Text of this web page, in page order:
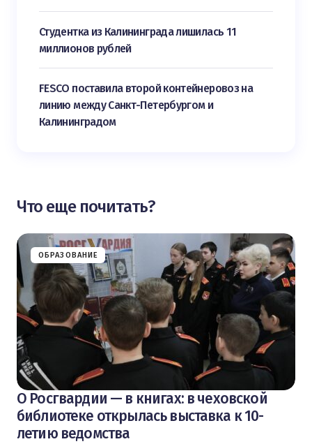
Студентка из Калининграда лишилась 11
миллионов рублей
FESCO поставила второй контейнеровоз на
линию между Санкт-Петербургом и
Калининградом
Что еще почитать?
ОБРАЗОВАНИЕ
О Росгвардии — в книгах: в чеховской
библиотеке открылась выставка к 10-
летию ведомства